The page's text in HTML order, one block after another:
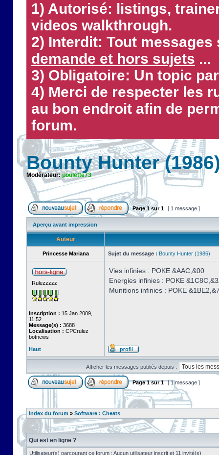
1) Autorisé: listings,
videos walkthrough.
2) Interdit: Tout
demande et hors sujets ...
3) Obligatoire: Un topic
4) Merci de respecter les
au bon endroit afin de
forum.
Bounty Hunter
Modérateur:poulette73
Page1sur1 [ 1 message ]
Aperçu avant impression
Auteur
Princesse Mariana Sujet du message : Bounty Hunter (1986)
Rulezzzzz
Inscription : 15 Jan 2009,
11:52
Message(s) : 3688
Localisation : CPCrulez
botnews
Vies infinies : POKE &AAC,&00
Energies infinies : POKE
Munitions infinies : POKE
Haut
Afficher les messages publiés depuis :
Page1sur1 [ 1 message ]
Index du forum » Software : Cheats
Qui est en ligne ?
Utilisateur(s) parcourant ce forum : Aucun utilisateur inscrit et 11 invité(s)